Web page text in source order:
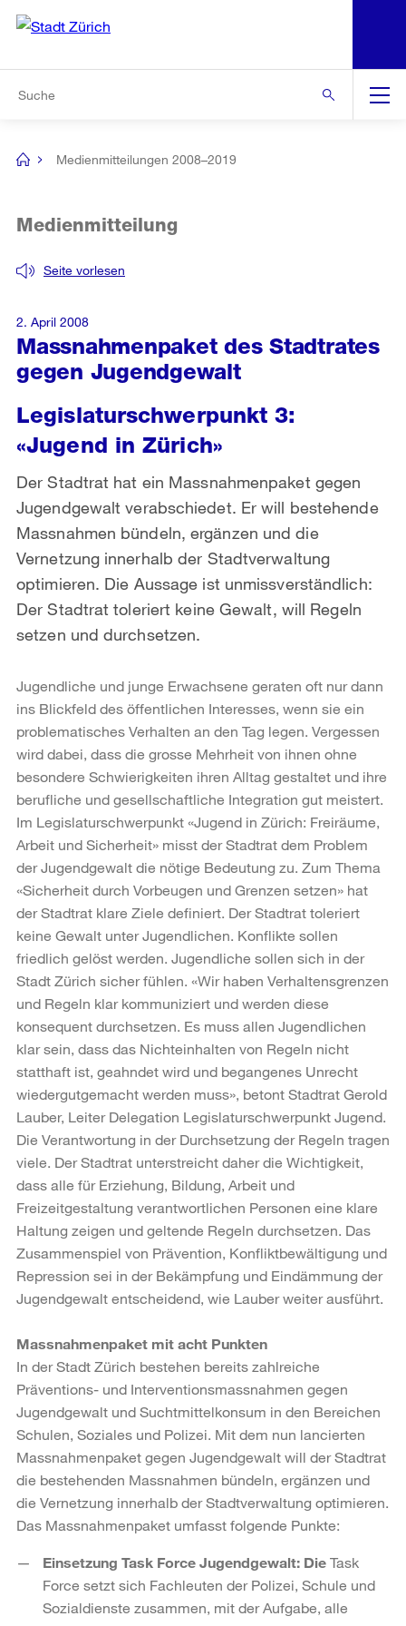
Navigation
[no
Medienmitteilungen 2008–2019
Massnahmenpaket des Stadtrates
gegen Jugendgewalt
Seite vorlesen
Medienmitteilung
Legislaturschwerpunkt 3:
«Jugend in Zürich»
Der Stadtrat hat ein Massnahmenpaket gegen
Jugendgewalt verabschiedet. Er will bestehende
Massnahmen bündeln, ergänzen und die
Vernetzung innerhalb der Stadtverwaltung
optimieren. Die Aussage ist unmissverständlich:
Der Stadtrat toleriert keine Gewalt, will Regeln
setzen und durchsetzen.
2. April 2008
Jugendliche und junge Erwachsene geraten oft nur dann
ins Blickfeld des öffentlichen Interesses, wenn sie ein
problematisches Verhalten an den Tag legen. Vergessen
wird dabei, dass die grosse Mehrheit von ihnen ohne
besondere Schwierigkeiten ihren Alltag gestaltet und ihre
berufliche und gesellschaftliche Integration gut meistert.
Im Legislaturschwerpunkt «Jugend in Zürich: Freiräume,
Arbeit und Sicherheit» misst der Stadtrat dem Problem
der Jugendgewalt die nötige Bedeutung zu. Zum Thema
«Sicherheit durch Vorbeugen und Grenzen setzen» hat
der Stadtrat klare Ziele definiert. Der Stadtrat toleriert
keine Gewalt unter Jugendlichen. Konflikte sollen
friedlich gelöst werden. Jugendliche sollen sich in der
Stadt Zürich sicher fühlen. «Wir haben Verhaltensgrenzen
und Regeln klar kommuniziert und werden diese
konsequent durchsetzen. Es muss allen Jugendlichen
klar sein, dass das Nichteinhalten von Regeln nicht
statthaft ist, geahndet wird und begangenes Unrecht
wiedergutgemacht werden muss», betont Stadtrat Gerold
Lauber, Leiter Delegation Legislaturschwerpunkt Jugend.
Die Verantwortung in der Durchsetzung der Regeln tragen
viele. Der Stadtrat unterstreicht daher die Wichtigkeit,
dass alle für Erziehung, Bildung, Arbeit und
Freizeitgestaltung verantwortlichen Personen eine klare
Haltung zeigen und geltende Regeln durchsetzen. Das
Zusammenspiel von Prävention, Konfliktbewältigung und
Repression sei in der Bekämpfung und Eindämmung der
Jugendgewalt entscheidend, wie Lauber weiter ausführt.
Massnahmenpaket mit acht Punkten
In der Stadt Zürich bestehen bereits zahlreiche
Präventions- und Interventionsmassnahmen gegen
Jugendgewalt und Suchtmittelkonsum in den Bereichen
Schulen, Soziales und Polizei. Mit dem nun lancierten
Massnahmenpaket gegen Jugendgewalt will der Stadtrat
die bestehenden Massnahmen bündeln, ergänzen und
die Vernetzung innerhalb der Stadtverwaltung optimieren.
Das Massnahmenpaket umfasst folgende Punkte:
Einsetzung Task Force Jugendgewalt: Die Task
Force setzt sich Fachleuten der Polizei, Schule und
Sozialdienste zusammen, mit der Aufgabe, alle